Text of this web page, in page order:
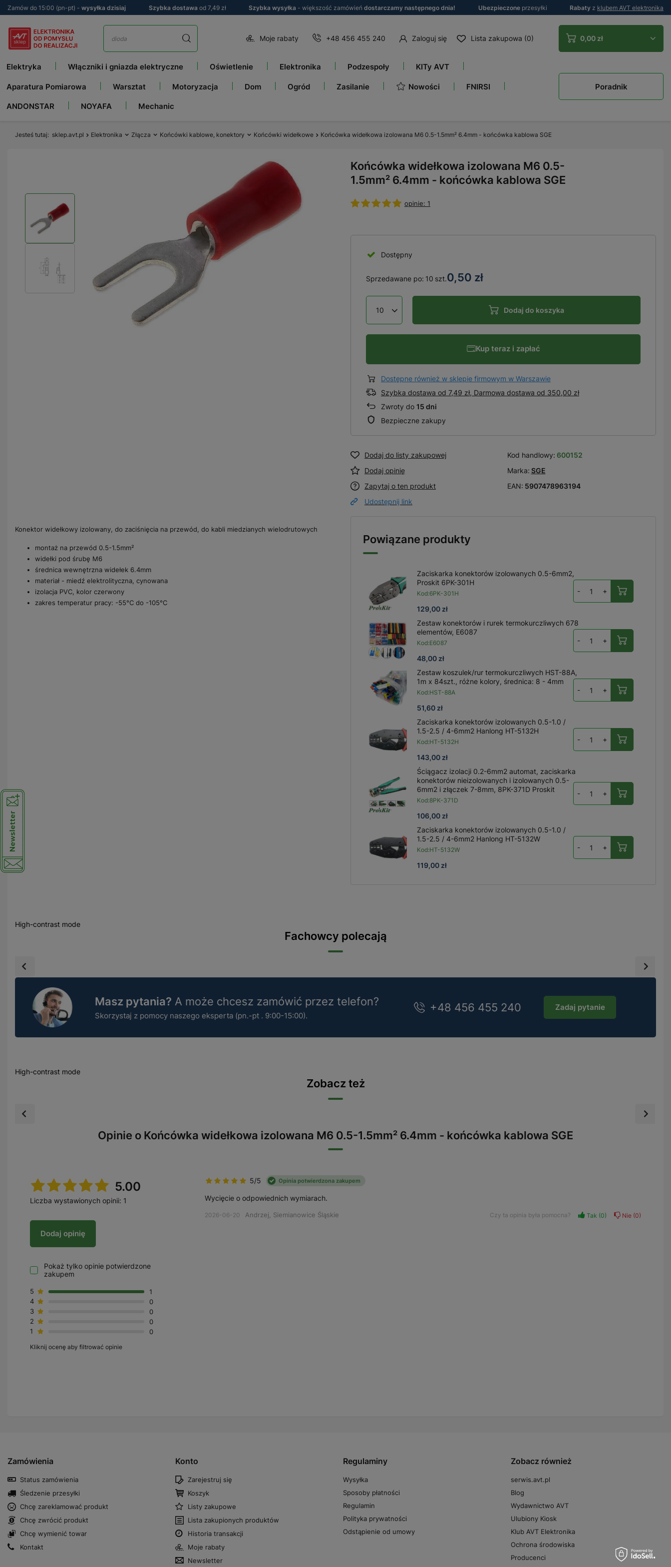
Zamów do 15:00 (pn-pt) - wysyłka dzisiaj Szybka dostawa od 7,49 zł Szybka wysyłka - większość zamówień dostarczamy następnego dnia! Ubezpieczone przesyłki Rabaty z klubem AVT elektronika
Moje rabaty +48 456 455 240 Zaloguj się Lista zakupowa (0) 0,00 zł
Elektryka Włączniki i gniazda elektryczne Oświetlenie Elektronika Podzespoły KITy AVT
Aparatura Pomiarowa Warsztat Motoryzacja Dom Ogród Zasilanie Nowości FNIRSI
ANDONSTAR NOYAFA Mechanic
Poradnik
Jesteś tutaj sklep.avt.pl Elektronika Złącza Końcówki kablowe, konektory Końcówki widełkowe Końcówka widełkowa izolowana M6 0.5-1.5mm² 6.4mm - końcówka kablowa SGE
Końcówka widełkowa izolowana M6 0.5-
1.5mm² 6.4mm - końcówka kablowa SGE
opinie: 1
Dostępny
0,50 zł
Sprzedawane po: 10 szt.
Dodaj do koszyka
Kup teraz i zapłać
Dostępne również w sklepie firmowym w Warszawie
Szybka dostawa od 7,49 zł, Darmowa dostawa od 350,00 zł
Zwroty do 15 dni
Bezpieczne zakupy
Dodaj do listy zakupowej
Dodaj opinię
Zapytaj o ten produkt
Udostępnij link
Kod handlowy: 600152
Marka: SGE
EAN: 5907478963194
Konektor widełkowy izolowany, do zaciśnięcia na przewód, do kabli miedzianych wielodrutowych
montaż na przewód 0.5-1.5mm²
widełki pod śrubę M6
średnica wewnętrzna widełek 6.4mm
materiał - miedź elektrolityczna, cynowana
izolacja PVC, kolor czerwony
zakres temperatur pracy: -55°C do -105°C
Powiązane produkty
Zaciskarka konektorów izolowanych 0.5-6mm2,
Proskit 6PK-301H
Kod:6PK-301H
129,00 zł
- +
Zestaw konektorów i rurek termokurczliwych 678
elementów, E6087
Kod:E6087
48,00 zł
- +
Zestaw koszulek/rur termokurczliwych HST-88A,
1m x 84szt., różne kolory, średnica: 8 - 4mm
Kod:HST-88A
51,60 zł
- +
Zaciskarka konektorów izolowanych 0.5-1.0 /
1.5-2.5 / 4-6mm2 Hanlong HT-5132H
Kod:HT-5132H
143,00 zł
- +
Ściągacz izolacji 0.2-6mm2 automat, zaciskarka
konektorów nieizolowanych i izolowanych 0.5-
6mm2 i złączek 7-8mm, 8PK-371D Proskit
Kod:8PK-371D
106,00 zł
- +
Zaciskarka konektorów izolowanych 0.5-1.0 /
1.5-2.5 / 4-6mm2 Hanlong HT-5132W
Kod:HT-5132W
119,00 zł
- +
High-contrast mode
Fachowcy polecają
Masz pytania? A może chcesz zamówić przez telefon?
Skorzystaj z pomocy naszego eksperta (pn.-pt . 9:00-15:00).
+48 456 455 240 Zadaj pytanie
High-contrast mode
Zobacz też
Opinie o Końcówka widełkowa izolowana M6 0.5-1.5mm² 6.4mm - końcówka kablowa SGE
5.00
Liczba wystawionych opinii: 1
Dodaj opinię
Pokaż tylko opinie potwierdzone
zakupem
5
1
4
0
3
0
2
0
1
0
Kliknij ocenę aby filtrować opinie
5/5 Opinia potwierdzona zakupem
Wycięcie o odpowiednich wymiarach.
2026-06-20 Andrzej, Siemianowice Śląskie Czy ta opinia była pomocna? Tak 0 Nie 0
Zamówienia
Status zamówienia
Śledzenie przesyłki
Chcę zareklamować produkt
Chcę zwrócić produkt
Chcę wymienić towar
Kontakt
Konto
Zarejestruj się
Koszyk
Listy zakupowe
Lista zakupionych produktów
Historia transakcji
Moje rabaty
Newsletter
Regulaminy
Wysyłka
Sposoby płatności
Regulamin
Polityka prywatności
Odstąpienie od umowy
Zobacz również
serwis.avt.pl
Blog
Wydawnictwo AVT
Ulubiony Kiosk
Klub AVT Elektronika
Ochrona środowiska
Producenci